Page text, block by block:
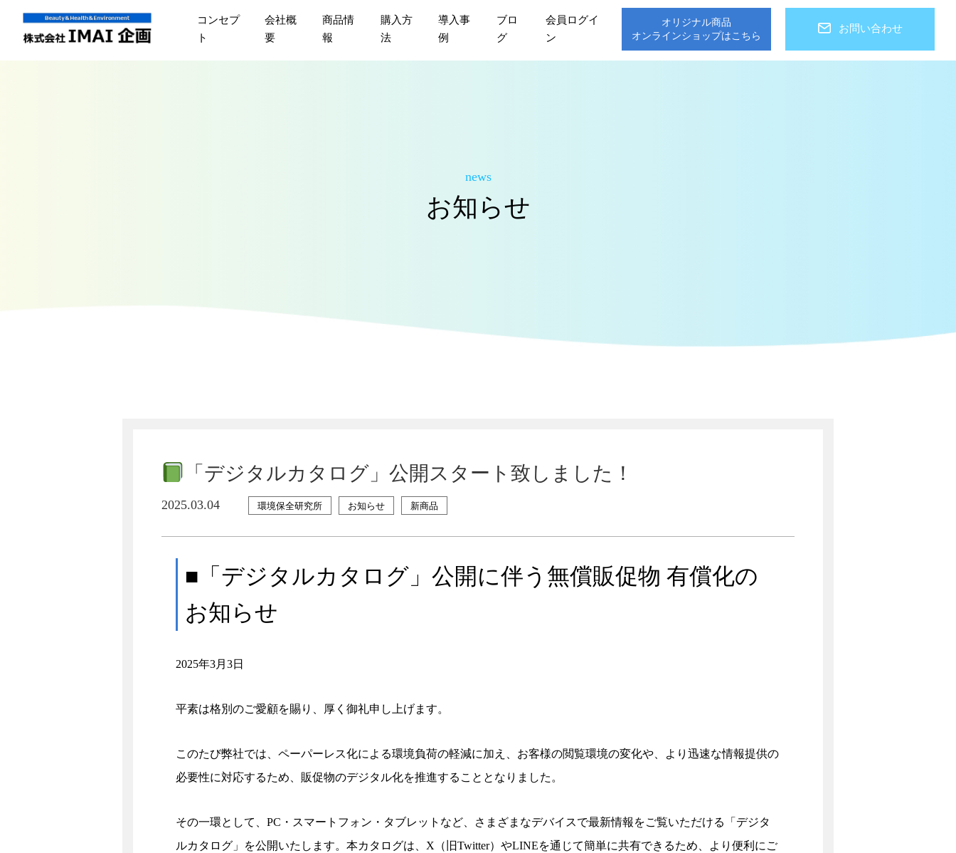
コンセプ
ト
会社概
要
商品情
報
購入方
法
導入事
例
ブロ
グ
会員ログイ
ン
オリジナル商品
オンラインショップはこちら
お問い合わせ
news
お知らせ
「デジタルカタログ」公開スタート致しました！
2025.03.04 環境保全研究所 お知らせ 新商品
■「デジタルカタログ」公開に伴う無償販促物 有償化の
お知らせ
2025年3月3日
平素は格別のご愛顧を賜り、厚く御礼申し上げます。
このたび弊社では、ペーパーレス化による環境負荷の軽減に加え、お客様の閲覧環境の変化や、より迅速な情報提供の
必要性に対応するため、販促物のデジタル化を推進することとなりました。
その一環として、PC・スマートフォン・タブレットなど、さまざまなデバイスで最新情報をご覧いただける「デジタ
ルカタログ」を公開いたします。本カタログは、X（旧Twitter）やLINEを通じて簡単に共有できるため、より便利にご